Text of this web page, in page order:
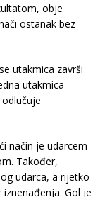
obje
ostanak bez
utakmica završi
utakmica –
način je udarcem
Također,
udarca, a rijetko
Gol je